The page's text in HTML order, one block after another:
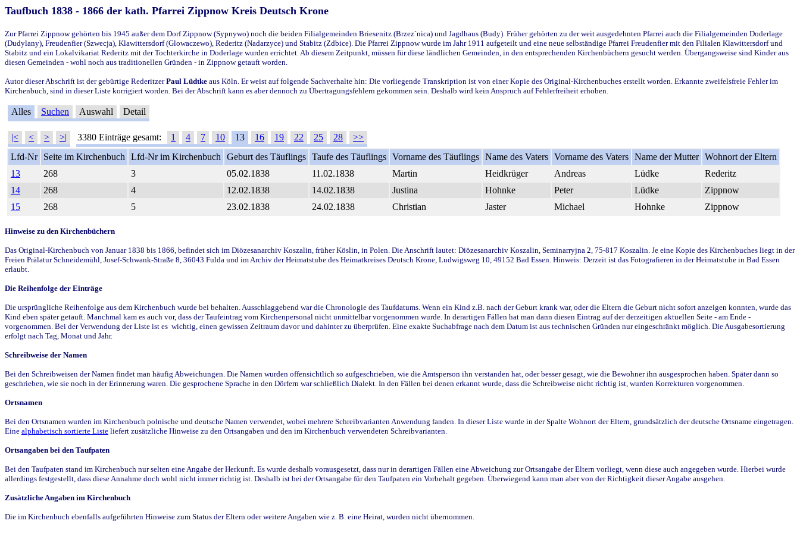
Taufbuch 1838 - 1866 der kath. Pfarrei Zippnow Kreis Deutsch Krone
Zur Pfarrei Zippnow gehörten bis 1945 außer dem Dorf Zippnow (Sypnywo) noch die beiden Filialgemeinden Briesenitz (Brzez`nica) und Jagdhaus (Budy). Früher gehörten zu der weit ausgedehnten Pfarrei auch die Filialgemeinden Doderlage
(Dudylany), Freudenfier (Szwecja), Klawittersdorf (Glowaczewo), Rederitz (Nadarzyce) und Stabitz (Zdbice). Die Pfarrei Zippnow wurde im Jahr 1911 aufgeteilt und eine neue selbständige Pfarrei Freudenfier mit den Filialen Klawittersdorf und
Stabitz und ein Lokalvikariat Rederitz mit der Tochterkirche in Doderlage wurden errichtet. Ab diesem Zeitpunkt, müssen für diese ländlichen Gemeinden, in den entsprechenden Kirchenbüchern gesucht werden. Übergangsweise sind Kinder aus
diesen Gemeinden - wohl noch aus traditionellen Gründen - in Zippnow getauft worden.
Autor dieser Abschrift ist der gebürtige RederitzerPaul Lüdtke aus Köln. Er weist auf folgende Sachverhalte hin: Die vorliegende Transkription ist von einer Kopie des Original-Kirchenbuches erstellt worden. Erkannte zweifelsfreie Fehler im
Kirchenbuch, sind in dieser Liste korrigiert worden. Bei der Abschrift kann es aber dennoch zu Übertragungsfehlern gekommen sein. Deshalb wird kein Anspruch auf Fehlerfreiheit erhoben.
Alles Suchen Auswahl Detail
|< < > >| 3380 Einträge gesamt: 1 4 7 10 13 16 19 22 25 28
>>
Lfd-Nr
Seite im Kirchenbuch Lfd-Nr im Kirchenbuch Geburt des Täuflings Taufe des Täuflings Vorname des Täuflings Name des Vaters Vorname des Vaters Name der Mutter Wohnort der Eltern
13
268 3 05.02.1838 11.02.1838 Martin Heidkrüger Andreas Lüdke
Rederitz
14
268 4 12.02.1838 14.02.1838 Justina Hohnke Peter Lüdke
Zippnow
15
268 5 23.02.1838 24.02.1838 Christian Jaster Michael Hohnke Zippnow
Hinweise zu den Kirchenbüchern
Das Original-Kirchenbuch von Januar 1838 bis 1866, befindet sich im Diözesanarchiv Koszalin, früher Köslin, in Polen. Die Anschrift lautet: Diözesanarchiv Koszalin, Seminarryjna 2, 75-817 Koszalin. Je eine Kopie des Kirchenbuches liegt in der
Freien Prälatur Schneidemühl, Josef-Schwank-Straße 8, 36043 Fulda und im Archiv der Heimatstube des Heimatkreises Deutsch Krone, Ludwigsweg 10, 49152 Bad Essen. Hinweis: Derzeit ist das Fotografieren in der Heimatstube in Bad Essen
erlaubt.
Die Reihenfolge der Einträge
Die ursprüngliche Reihenfolge aus dem Kirchenbuch wurde bei behalten. Ausschlaggebend war die Chronologie des Taufdatums. Wenn ein Kind z.B. nach der Geburt krank war, oder die Eltern die Geburt nicht sofort anzeigen konnten, wurde das
Kind eben später getauft. Manchmal kam es auch vor, dass der Taufeintrag vom Kirchenpersonal nicht unmittelbar vorgenommen wurde. In derartigen Fällen hat man dann diesen Eintrag auf der derzeitigen aktuellen Seite - am Ende -
vorgenommen. Bei der Verwendung der Liste ist es wichtig, einen gewissen Zeitraum davor und dahinter zu überprüfen. Eine exakte Suchabfrage nach dem Datum ist aus technischen Gründen nur eingeschränkt möglich. Die Ausgabesortierung
erfolgt nach Tag, Monat und Jahr.
Schreibweise der Namen
Bei den Schreibweisen der Namen findet man häufig Abweichungen. Die Namen wurden offensichtlich so aufgeschrieben, wie die Amtsperson ihn verstanden hat, oder besser gesagt, wie die Bewohner ihn ausgesprochen haben. Später dann so
geschrieben, wie sie noch in der Erinnerung waren. Die gesprochene Sprache in den Dörfern war schließlich Dialekt. In den Fällen bei denen erkannt wurde, dass die Schreibweise nicht richtig ist, wurden Korrekturen vorgenommen.
Ortsnamen
Bei den Ortsnamen wurden im Kirchenbuch polnische und deutsche Namen verwendet, wobei mehrere Schreibvarianten Anwendung fanden. In dieser Liste wurde in der Spalte Wohnort der Eltern, grundsätzlich der deutsche Ortsname eingetragen.
Eine alphabetisch sortierte Liste liefert zusätzliche Hinweise zu den Ortsangaben und den im Kirchenbuch verwendeten Schreibvarianten.
Ortsangaben bei den Taufpaten
Bei den Taufpaten stand im Kirchenbuch nur selten eine Angabe der Herkunft. Es wurde deshalb vorausgesetzt, dass nur in derartigen Fällen eine Abweichung zur Ortsangabe der Eltern vorliegt, wenn diese auch angegeben wurde. Hierbei wurde
allerdings festgestellt, dass diese Annahme doch wohl nicht immer richtig ist. Deshalb ist bei der Ortsangabe für den Taufpaten ein Vorbehalt gegeben. Überwiegend kann man aber von der Richtigkeit dieser Angabe ausgehen.
Zusätzliche Angaben im Kirchenbuch
Die im Kirchenbuch ebenfalls aufgeführten Hinweise zum Status der Eltern oder weitere Angaben wie z. B. eine Heirat, wurden nicht übernommen.